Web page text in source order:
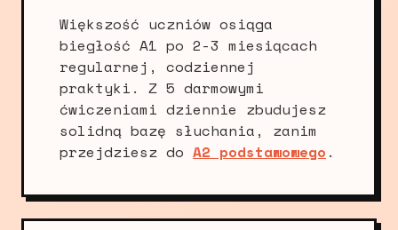
Większość uczniów osiąga
biegłość A1 po 2-3 miesiącach
regularnej, codziennej
praktyki. Z 5 darmowymi
ćwiczeniami dziennie zbudujesz
solidną bazę słuchania, zanim
przejdziesz do A2 podstawowego .